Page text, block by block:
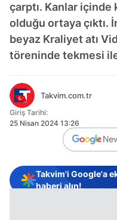
çarptı. Kanlar içinde
olduğu ortaya çıktı.
beyaz Kraliyet atı
töreninde tekmesi
Takvim.com.tr
Giriş Tarihi:
25 Nisan 2024 13:26
Takvim'i Google'a
haberi alın!